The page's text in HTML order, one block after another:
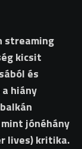
streaming
kicsit
és
hiány
jónéhány
lives) kritika.